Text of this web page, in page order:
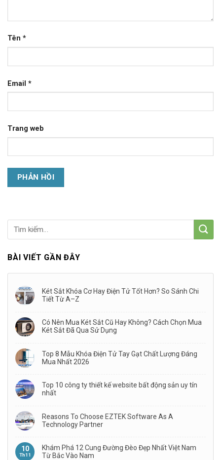
BÀI VIẾT GẦN ĐÂY
Két Sắt Khóa Cơ Hay Điện Tử Tốt Hơn? So Sánh Chi
Tiết Từ A–Z
Có Nên Mua Két Sắt Cũ Hay Không? Cách Chọn Mua
Két Sắt Đã Qua Sử Dụng
Top 8 Mẫu Khóa Điện Tử Tay Gạt Chất Lượng Đáng
Mua Nhất 2026
Top 10 công ty thiết kế website bất động sản uy tín
nhất
Reasons To Choose EZTEK Software As A
Technology Partner
10
Th11
Khám Phá 12 Cung Đường Đèo Đẹp Nhất Việt Nam
Từ Bắc Vào Nam
Tên *
Email *
Trang web